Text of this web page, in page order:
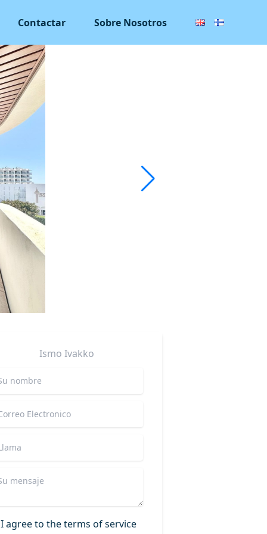
Contactar Sobre Nosotros
Ismo Ivakko
I agree to the terms of service